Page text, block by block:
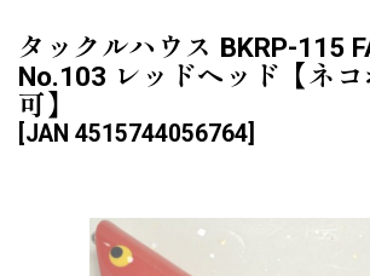
タックルハウス BKRP-115
No.103 レッドヘッド【ネ
可】
JAN 4515744056764